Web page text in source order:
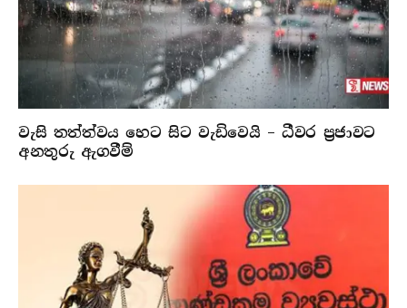
වැසි තත්ත්වය හෙට සිට වැඩිවෙයි – ධීවර ප්‍රජාවට
අනතුරු ඇගවීම්